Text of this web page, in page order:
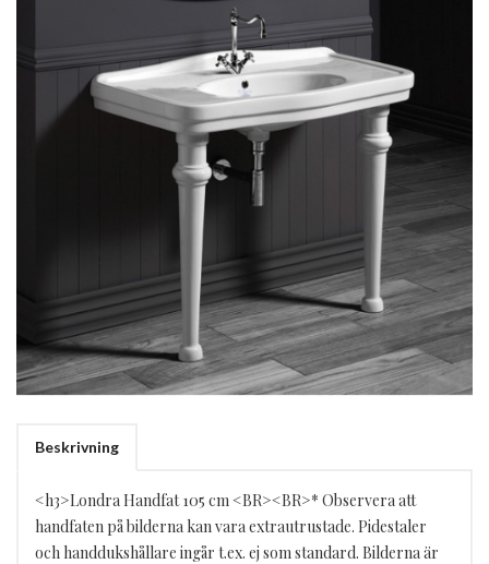
Beskrivning
<h3>Londra Handfat 105 cm <BR><BR>* Observera att
handfaten på bilderna kan vara extrautrustade. Pidestaler
och handdukshållare ingår t.ex. ej som standard. Bilderna är